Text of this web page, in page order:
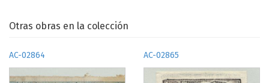
Otras obras en la colección
AC-02864 AC-02865